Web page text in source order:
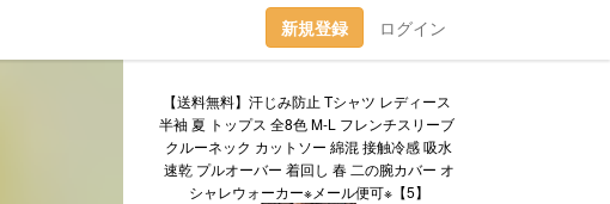
新規登録 ログイン
【送料無料】汗じみ防止 Tシャツ レディース
半袖 夏 トップス 全8色 M-L フレンチスリーブ
クルーネック カットソー 綿混 接触冷感 吸水
速乾 プルオーバー 着回し 春 二の腕カバー オ
シャレウォーカー※メール便可※【5】